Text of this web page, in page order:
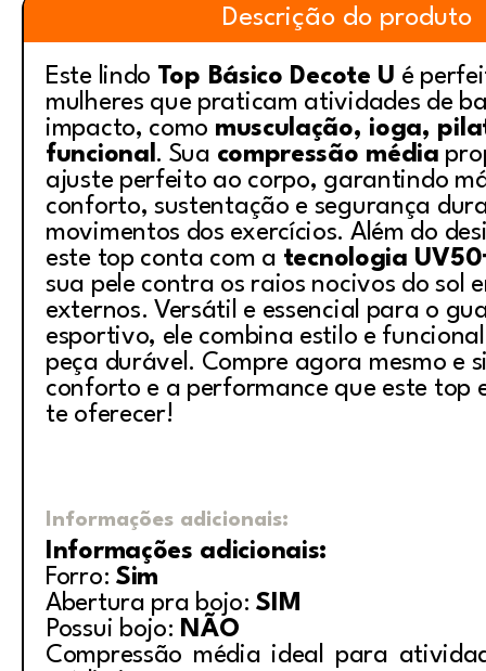
Descrição do produto
Este lindo Top Básico Decote U é
mulheres que praticam atividades de
impacto, como musculação, ioga,
funcional. Sua compressão média
ajuste perfeito ao corpo, garantindo
conforto, sustentação e segurança
movimentos dos exercícios. Além do
este top conta com a tecnologia
sua pele contra os raios nocivos do sol
externos. Versátil e essencial para o
esportivo, ele combina estilo e
peça durável. Compre agora mesmo e
conforto e a performance que este top
te oferecer!
Informações adicionais:
Informações adicionais:
Forro: Sim
Abertura pra bojo:SIM
Possui bojo: NÃO
Compressão média ideal para